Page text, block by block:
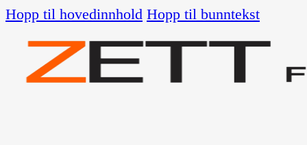
Hopp til hovedinnhold Hopp til bunntekst